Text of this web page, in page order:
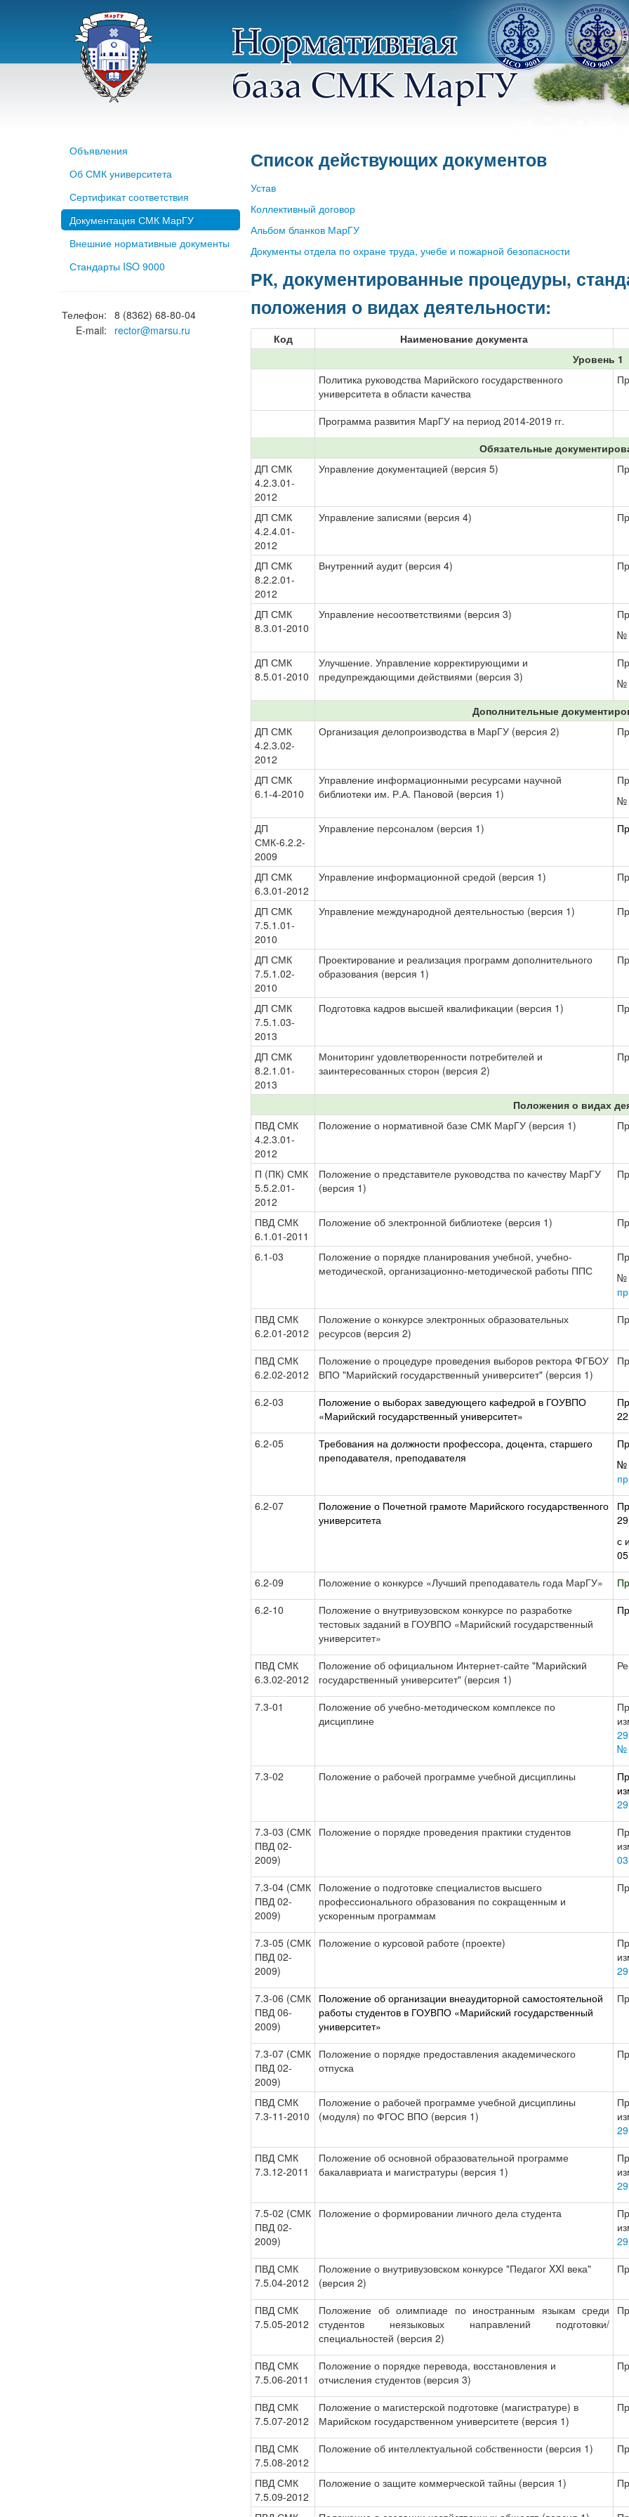
Объявления
Об СМК университета
Сертификат соответствия
Документация СМК МарГУ
Внешние нормативные документы
Стандарты ISO 9000
Телефон: 8 (8362) 68-80-04
E-mail:
rector@marsu.ru
Список действующих документов
Устав
Коллективный договор
Альбом бланков МарГУ
Документы отдела по охране труда, учебе и пожарной безопасности
РК, документированные процедуры,
положения о видах деятельности:
Код
Наименование документа
Уровень 1
Политика руководства Марийского государственного
университета в области качества
Программа развития МарГУ на период 2014-2019 гг.
Обязательные
ДП СМК
4.2.3.01-
2012
Управление документацией (версия 5)
ДП СМК
4.2.4.01-
2012
Управление записями (версия 4)
ДП СМК
8.2.2.01-
2012
Внутренний аудит (версия 4)
ДП СМК
8.3.01-2010
Управление несоответствиями (версия 3)
№
ДП СМК
8.5.01-2010
Улучшение. Управление корректирующими и
предупреждающими действиями (версия 3)
№
Дополнительные
ДП СМК
4.2.3.02-
2012
Организация делопроизводства в МарГУ (версия 2)
ДП СМК
6.1-4-2010
Управление информационными ресурсами научной
библиотеки им. Р.А. Пановой (версия 1)
№
ДП
СМК-6.2.2-
2009
Управление персоналом (версия 1)
ДП СМК
6.3.01-2012
Управление информационной средой (версия 1)
ДП СМК
7.5.1.01-
2010
Управление международной деятельностью (версия 1)
ДП СМК
7.5.1.02-
2010
Проектирование и реализация программ дополнительного
образования (версия 1)
ДП СМК
7.5.1.03-
2013
Подготовка кадров высшей квалификации (версия 1)
ДП СМК
8.2.1.01-
2013
Мониторинг удовлетворенности потребителей и
заинтересованных сторон (версия 2)
Положения о видах
ПВД СМК
4.2.3.01-
2012
Положение о нормативной базе СМК МарГУ (версия 1)
П (ПК) СМК
5.5.2.01-
2012
Положение о представителе руководства по качеству МарГУ
(версия 1)
ПВД СМК
6.1.01-2011
Положение об электронной библиотеке (версия 1)
6.1-03
Положение о порядке планирования учебной, учебно-
методической, организационно-методической работы ППС
№
ПВД СМК
6.2.01-2012
Положение о конкурсе электронных образовательных
ресурсов (версия 2)
ПВД СМК
6.2.02-2012
Положение о процедуре проведения выборов ректора ФГБОУ
ВПО "Марийский государственный университет" (версия 1)
6.2-03
Положение о выборах заведующего кафедрой в ГОУВПО
«Марийский государственный университет»
6.2-05
Требования на должности профессора, доцента, старшего
преподавателя, преподавателя
№
6.2-07
Положение о Почетной грамоте Марийского государственного
университета
с
6.2-09
Положение о конкурсе «Лучший преподаватель года МарГУ»
6.2-10
Положение о внутривузовском конкурсе по разработке
тестовых заданий в ГОУВПО «Марийский государственный
университет»
ПВД СМК
6.3.02-2012
Положение об официальном Интернет-сайте "Марийский
государственный университет" (версия 1)
7.3-01
Положение об учебно-методическом комплексе по
дисциплине
№
7.3-02
Положение о рабочей программе учебной дисциплины
7.3-03 (СМК
ПВД 02-
2009)
Положение о порядке проведения практики студентов
7.3-04 (СМК
ПВД 02-
2009)
Положение о подготовке специалистов высшего
профессионального образования по сокращенным и
ускоренным программам
7.3-05 (СМК
ПВД 02-
2009)
Положение о курсовой работе (проекте)
7.3-06 (СМК
ПВД 06-
2009)
Положение об организации внеаудиторной самостоятельной
работы студентов в ГОУВПО «Марийский государственный
университет»
7.3-07 (СМК
ПВД 02-
2009)
Положение о порядке предоставления академического
отпуска
ПВД СМК
7.3-11-2010
Положение о рабочей программе учебной дисциплины
(модуля) по ФГОС ВПО (версия 1)
ПВД СМК
7.3.12-2011
Положение об основной образовательной программе
бакалавриата и магистратуры (версия 1)
7.5-02 (СМК
ПВД 02-
2009)
Положение о формировании личного дела студента
ПВД СМК
7.5.04-2012
Положение о внутривузовском конкурсе "Педагог XXI века"
(версия 2)
ПВД СМК
7.5.05-2012
Положение об олимпиаде по иностранным языкам среди
студентов неязыковых направлений подготовки/
специальностей (версия 2)
ПВД СМК
7.5.06-2011
Положение о порядке перевода, восстановления и
отчисления студентов (версия 3)
ПВД СМК
7.5.07-2012
Положение о магистерской подготовке (магистратуре) в
Марийском государственном университете (версия 1)
ПВД СМК
7.5.08-2012
Положение об интеллектуальной собственности (версия 1)
ПВД СМК
7.5.09-2012
Положение о защите коммерческой тайны (версия 1)